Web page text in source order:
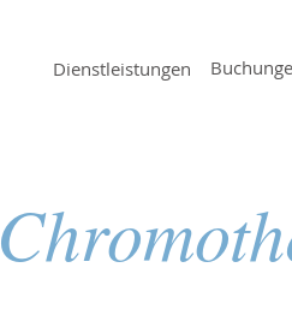
Dienstleistungen